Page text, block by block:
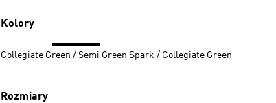
Kolory
Collegiate Green / Semi Green Spark / Collegiate Green
Rozmiary